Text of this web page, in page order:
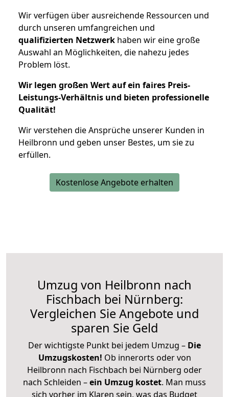
Wir verfügen über ausreichende Ressourcen und
durch unseren umfangreichen und
qualifizierten Netzwerk haben wir eine große
Auswahl an Möglichkeiten, die nahezu jedes
Problem löst.
Wir legen großen Wert auf ein faires Preis-
Leistungs-Verhältnis und bieten professionelle
Qualität!
Wir verstehen die Ansprüche unserer Kunden in
Heilbronn und geben unser Bestes, um sie zu
erfüllen.
Kostenlose Angebote erhalten
Umzug von Heilbronn nach
Fischbach bei Nürnberg:
Vergleichen Sie Angebote und
sparen Sie Geld
Der wichtigste Punkt bei jedem Umzug – Die
Umzugskosten! Ob innerorts oder von
Heilbronn nach Fischbach bei Nürnberg oder
nach Schleiden –ein Umzug kostet. Man muss
sich vorher im Klaren sein, was das Budget